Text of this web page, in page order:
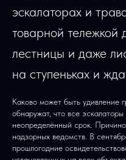
эскалаторах и
товарной тележкой
лестницы и даже
на ступеньках и
Каково может быть удивление
обнаружат, что все
неопределённый срок.
надзорных ведомств. В
прошлогодние